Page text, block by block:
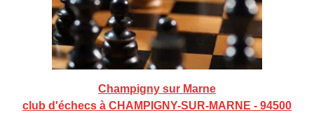
Champigny sur Marne
club d'échecs à CHAMPIGNY-SUR-MARNE - 94500